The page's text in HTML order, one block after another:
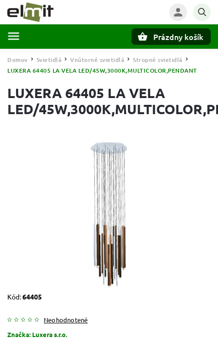
Prázdny košík
Domov / Svietidlá / Vnútorné svietidlá / Stropné svietidlá /
LUXERA 64405 LA VELA LED/45W,3000K,MULTICOLOR,PENDANT
LUXERA 64405 LA VELA
LED/
Kód:64405
Neohodnotené
Značka: Luxera s.r.o.